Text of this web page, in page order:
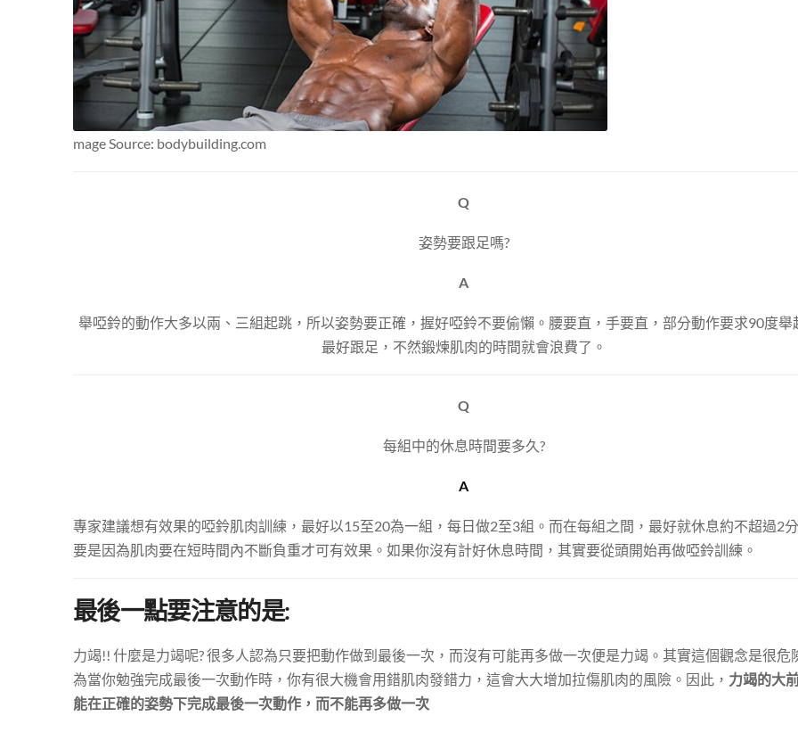
mage Source: bodybuilding.com
Q
姿勢要跟足嗎?
A
舉啞鈴的動作大多以兩、三組起跳，所以姿勢要正確，握好啞鈴不要偷懶。腰要直，手要直，部分動作要求90度舉
最好跟足，不然鍛煉肌肉的時間就會浪費了。
Q
每組中的休息時間要多久?
A
專家建議想有效果的啞鈴肌肉訓練，最好以15至20為一組，每日做2至3組。而在每組之間，最好就休息約不超過2
要是因為肌肉要在短時間內不斷負重才可有效果。如果你沒有計好休息時間，其實要從頭開始再做啞鈴訓練。
最後一點要注意的是:
力竭!! 什麼是力竭呢? 很多人認為只要把動作做到最後一次，而沒有可能再多做一次便是力竭。其實這個觀念是很危
為當你勉強完成最後一次動作時，你有很大機會用錯肌肉發錯力，這會大大增加拉傷肌肉的風險。因此， 力竭的大
能在正確的姿勢下完成最後一次動作，而不能再多做一次